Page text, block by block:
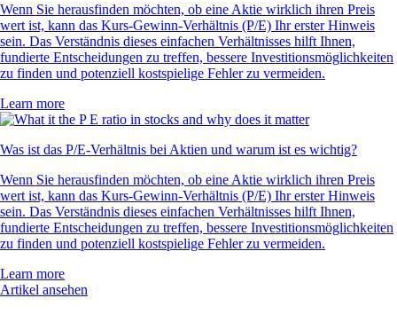
Wenn Sie herausfinden möchten, ob eine Aktie wirklich ihren Preis
wert ist, kann das Kurs-Gewinn-Verhältnis (P/E) Ihr erster Hinweis
sein. Das Verständnis dieses einfachen Verhältnisses hilft Ihnen,
fundierte Entscheidungen zu treffen, bessere Investitionsmöglichkeiten
zu finden und potenziell kostspielige Fehler zu vermeiden.
Learn more
Was ist das P/E-Verhältnis bei Aktien und warum ist es wichtig?
Wenn Sie herausfinden möchten, ob eine Aktie wirklich ihren Preis
wert ist, kann das Kurs-Gewinn-Verhältnis (P/E) Ihr erster Hinweis
sein. Das Verständnis dieses einfachen Verhältnisses hilft Ihnen,
fundierte Entscheidungen zu treffen, bessere Investitionsmöglichkeiten
zu finden und potenziell kostspielige Fehler zu vermeiden.
Learn more
Artikel ansehen